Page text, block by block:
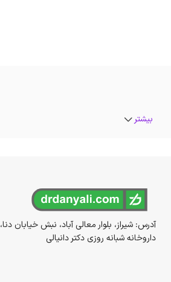
بیشتر
آدرس: شیراز، بلوار معالی آباد، نبش خیابان دنا،
داروخانه شبانه روزی دکتر دانیالی